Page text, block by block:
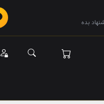
بده